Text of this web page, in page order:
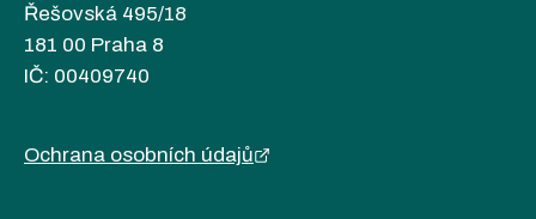
Řešovská 495/18
181 00 Praha 8
IČ: 00409740
Ochrana osobních údajů